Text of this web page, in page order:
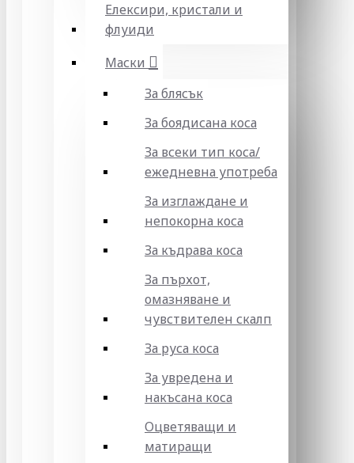
Елексири, кристали и
флуиди
Маски
За блясък
За боядисана коса
За всеки тип коса/
ежедневна употреба
За изглаждане и
непокорна коса
За къдрава коса
За пърхот,
омазняване и
чувствителен скалп
За руса коса
За увредена и
накъсана коса
Оцветяващи и
матиращи